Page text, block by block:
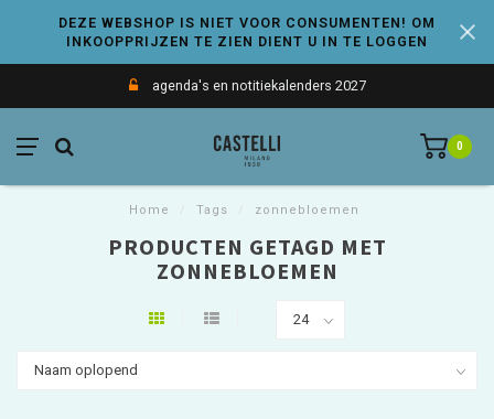
DEZE WEBSHOP IS NIET VOOR CONSUMENTEN! OM
INKOOPPRIJZEN TE ZIEN DIENT U IN TE LOGGEN
agenda's en notitiekalenders 2027
0
Home Tags zonnebloemen
PRODUCTEN GETAGD MET
ZONNEBLOEMEN